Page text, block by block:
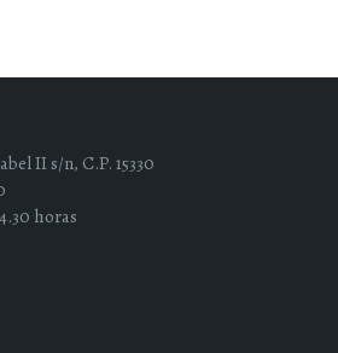
II s/n, C.P. 15330
horas